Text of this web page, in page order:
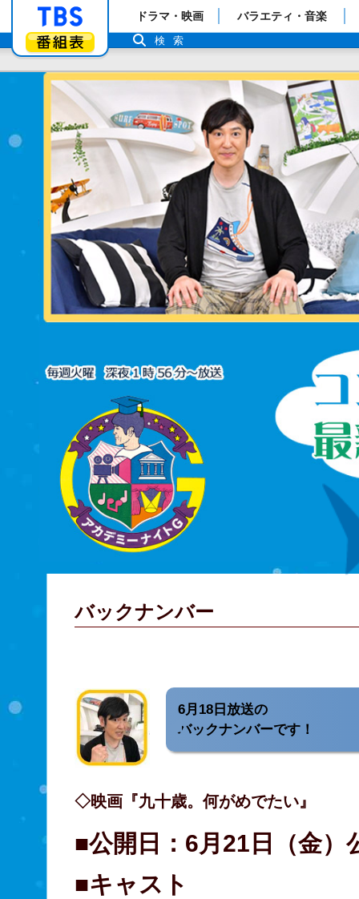
「TBSテレビ」トップページ
番組表
ドラマ・映画 バラエティ・音楽
検索
バックナンバー
6月18日放送の
バックナンバーです！
◇映画『九十歳。何がめでたい』
■公開日：6月21日（金）
■キャスト